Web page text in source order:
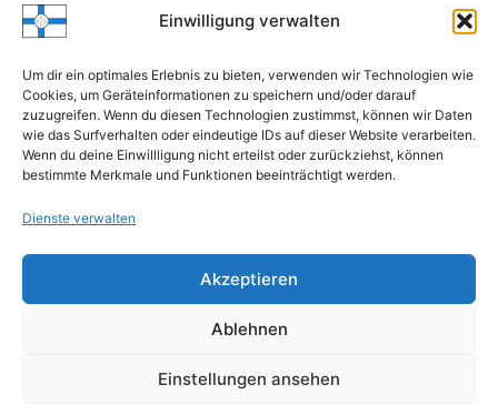
Einwilligung verwalten
Um dir ein optimales Erlebnis zu bieten, verwenden wir Technologien wie
Cookies, um Geräteinformationen zu speichern und/oder darauf
zuzugreifen. Wenn du diesen Technologien zustimmst, können wir Daten
wie das Surfverhalten oder eindeutige IDs auf dieser Website verarbeiten.
Wenn du deine Einwillligung nicht erteilst oder zurückziehst, können
bestimmte Merkmale und Funktionen beeinträchtigt werden.
Dienste verwalten
Akzeptieren
Ablehnen
Einstellungen ansehen
ob wohl der Blick abends oft ‚gen Himmel
Altersklassen 10 bis Masters gaben sich
auf…
WEITERLESEN28.
LANDESMEISTERSCHAFTEN
Seitennavigation
3 4
© 2026 Zschornewitzer Ruderclub